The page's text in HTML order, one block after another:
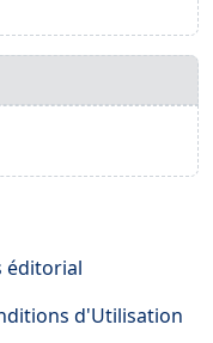
éditorial
d'Utilisation